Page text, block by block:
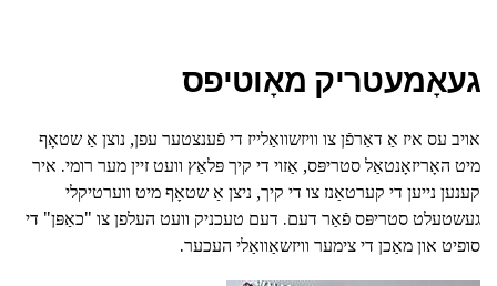
געאָמעטריק מאָוטיפס
אויב עס איז אַ דאַרפֿן צו וויזשוואַלייז די פֿענצטער עפן, נוצן אַ שטאָף
מיט האָריזאָנטאַל סטריפּס, אַזוי די קיך פּלאַץ וועט זיין מער רומי. איר
קענען נייען די קערטאַנז צו די קיך, ניצן אַ שטאָף מיט ווערטיקלי
געשטעלט סטריפּס פֿאַר דעם. דעם טעכניק וועט העלפן צו "כאַפּן" די
סופיט און מאַכן די צימער וויזשאַוואַלי העכער.